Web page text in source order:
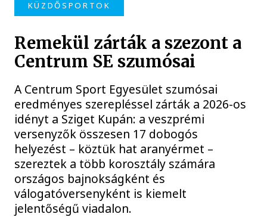
KÜZDŐSPORTOK
Remekül zárták a szezont a
Centrum SE szumósai
A Centrum Sport Egyesület szumósai
eredményes szerepléssel zárták a 2026-os
idényt a Sziget Kupán: a veszprémi
versenyzők összesen 17 dobogós
helyezést – köztük hat aranyérmet –
szereztek a több korosztály számára
országos bajnokságként és
válogatóversenyként is kiemelt
jelentőségű viadalon.